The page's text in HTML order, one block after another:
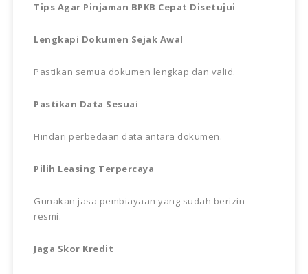
Tips Agar Pinjaman BPKB Cepat Disetujui
Lengkapi Dokumen Sejak Awal
Pastikan semua dokumen lengkap dan valid.
Pastikan Data Sesuai
Hindari perbedaan data antara dokumen.
Pilih Leasing Terpercaya
Gunakan jasa pembiayaan yang sudah berizin
resmi.
Jaga Skor Kredit